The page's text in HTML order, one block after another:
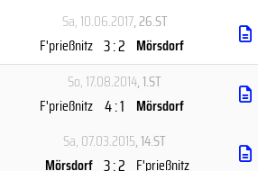
Sa, 10.06.2017, 26.ST
F'prießnitz 3 : 2 Mörsdorf
So, 17.08.2014, 1.ST
F'prießnitz 4 : 1 Mörsdorf
Sa, 07.03.2015, 14.ST
Mörsdorf 3 : 2 F'prießnitz